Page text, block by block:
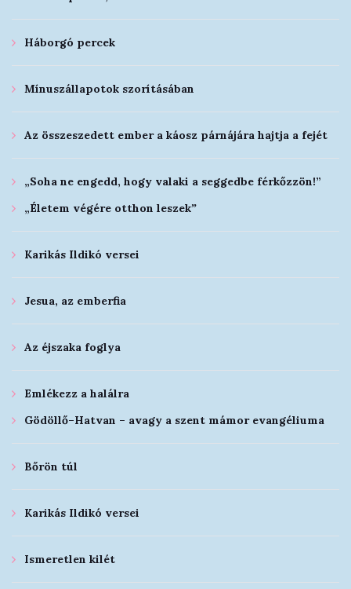
Háborgó percek
Mínuszállapotok szorításában
Az összeszedett ember a káosz párnájára hajtja a fejét
„Soha ne engedd, hogy valaki a seggedbe férkőzzön!”
„Életem végére otthon leszekˮ
Karikás Ildikó versei
Jesua, az emberfia
Az éjszaka foglya
Emlékezz a halálra
Gödöllő–Hatvan – avagy a szent mámor evangéliuma
Bőrön túl
Karikás Ildikó versei
Ismeretlen kilét